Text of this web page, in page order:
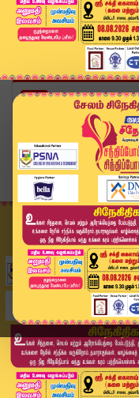
Home
தமிழ்நாடு
தமிழகத்தில்